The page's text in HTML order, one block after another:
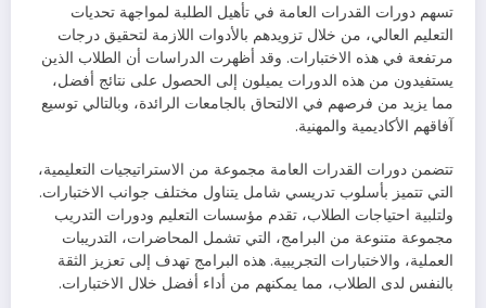
تسهم دورات القدرات العامة في تأهيل الطلبة لمواجهة تحديات
التعليم العالي، من خلال تزويدهم بالأدوات اللازمة لتحقيق درجات
مرتفعة في هذه الاختبارات. وقد أظهرت الدراسات أن الطلاب الذين
يستفيدون من هذه الدورات يميلون إلى الحصول على نتائج أفضل،
مما يزيد من فرصهم في الالتحاق بالجامعات الرائدة، وبالتالي توسيع
آفاقهم الأكاديمية والمهنية.
تتضمن دورات القدرات العامة مجموعة من الاستراتيجيات التعليمية،
التي تتميز بأسلوب تدريسي شامل يتناول مختلف جوانب الاختبارات.
ولتلبية احتياجات الطلاب، تقدم مؤسسات التعليم ودورات التدريب
مجموعة متنوعة من البرامج، التي تشمل المحاضرات، التدريبات
العملية، والاختبارات التجريبية. هذه البرامج تهدف إلى تعزيز الثقة
بالنفس لدى الطلاب، مما يمكنهم من أداء أفضل خلال الاختبارات.